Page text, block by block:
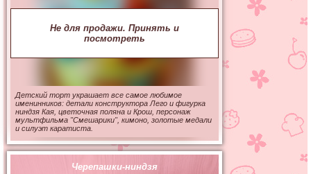
Не для продажи. Принять и
посмотреть
Детский торт украшает все самое любимое
именинников: детали конструктора Лего и фигурка
ниндзя Кая, цветочная поляна и Крош, персонаж
мультфильма "Смешарики", кимоно, золотые медали
и силуэт каратиста.
Черепашки-ниндзя